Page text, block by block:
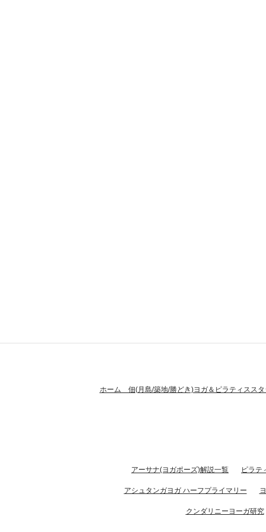
ホーム 佃(月島/築地/勝どき)ヨガ＆ピラティススタ
アーサナ(ヨガポーズ)解説一覧 ピラテ
アシュタンガヨガ ハーフプライマリー
クンダリニーヨーガ研究